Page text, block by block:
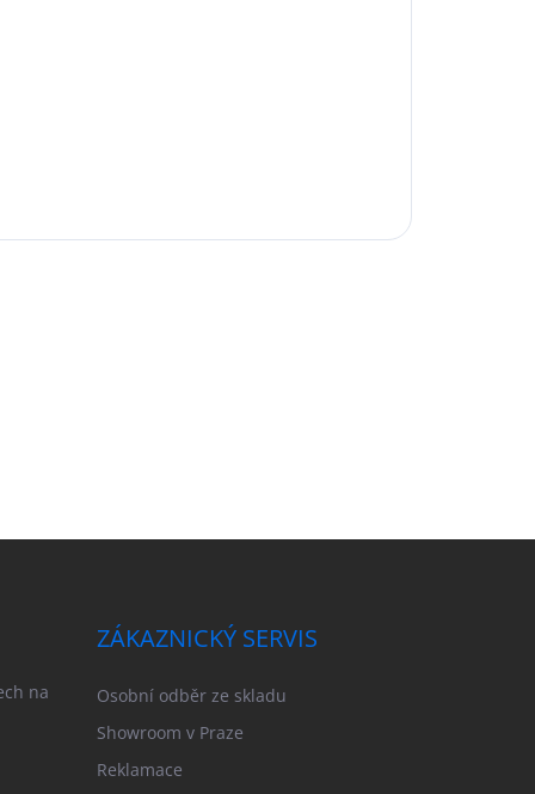
na
ZÁKAZNICKÝ SERVIS
Osobní odběr ze skladu
Showroom v Praze
Reklamace